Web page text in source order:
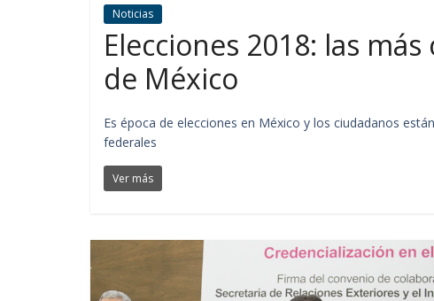
Noticias
Elecciones 2018: las
de México
Es época de elecciones en México y los ciudadanos
federales
Ver más